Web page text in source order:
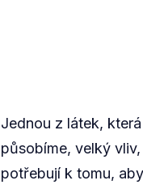
Jednou z látek,
působíme, velký
potřebují k tomu,